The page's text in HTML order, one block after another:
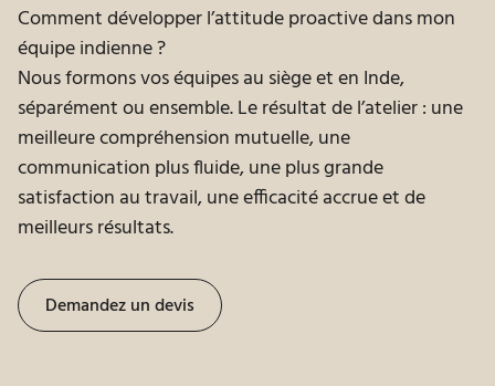
Comment développer l’attitude proactive dans mon
équipe indienne ?
Nous formons vos équipes au siège et en Inde,
séparément ou ensemble. Le résultat de l’atelier : une
meilleure compréhension mutuelle, une
communication plus fluide, une plus grande
satisfaction au travail, une efficacité accrue et de
meilleurs résultats.
Demandez un devis